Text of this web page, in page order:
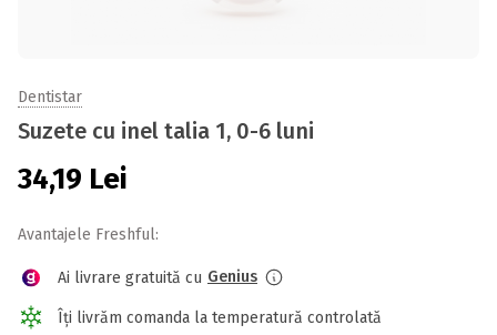
Dentistar
Suzete cu inel talia 1, 0-6 luni
34,19 Lei
Avantajele Freshful:
Ai livrare gratuită cu Genius
Îți livrăm comanda la temperatură controlată